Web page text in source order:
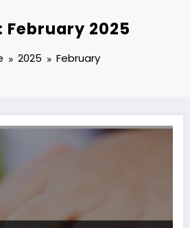
February 2025
2025 February